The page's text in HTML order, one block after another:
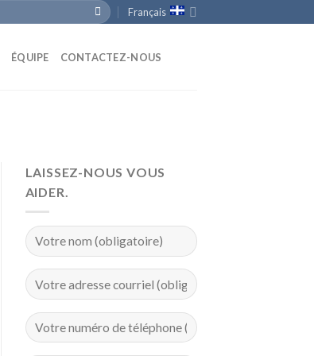
Français
ÉQUIPE CONTACTEZ-NOUS
LAISSEZ-NOUS VOUS
AIDER.